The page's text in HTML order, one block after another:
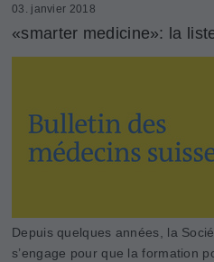
03. janvier 2018
«smarter medicine»: la
Depuis quelques années, la
s’engage pour que la formation